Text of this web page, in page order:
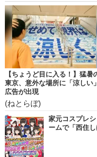
【ちょうど目に入る！】猛暑
東京、意外な場所に「涼しい」
広告が出現
(ねとらぼ)
家元コスプレ
ームで「西住